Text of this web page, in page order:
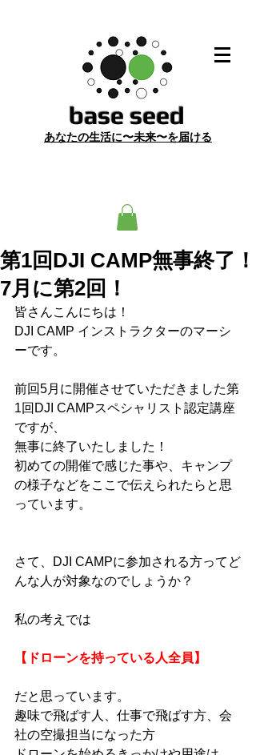
​base seed
あなたの生活に〜未来〜を届ける
第1回DJI CAMP無事終了！
7月に第2回！
皆さんこんにちは！
DJI CAMP インストラクターのマーシ
ーです。
前回5月に開催させていただきました第
1回DJI CAMPスペシャリスト認定講座
ですが、
無事に終了いたしました！
初めての開催で感じた事や、キャンプ
の様子などをここで伝えられたらと思
っています。
さて、DJI CAMPに参加される方ってど
んな人が対象なのでしょうか？
私の考えでは
【ドローンを持っている人全員】
だと思っています。
趣味で飛ばす人、仕事で飛ばす方、会
社の空撮担当になった方